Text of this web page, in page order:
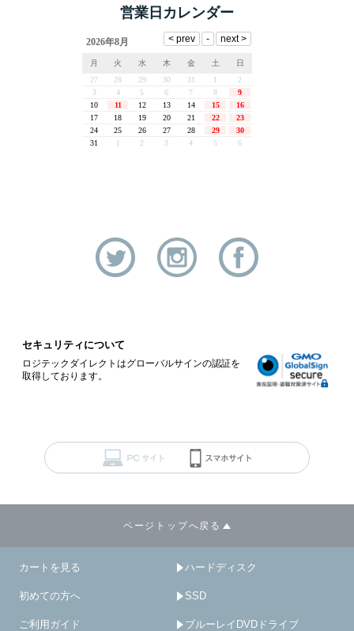
営業日カレンダー
セキュリティについて
ロジテックダイレクトはグローバルサインの認証を
取得しております。
ページトップへ戻る
カートを見る
初めての方へ
ご利用ガイド
ハードディスク
SSD
ブルーレイDVDドライブ